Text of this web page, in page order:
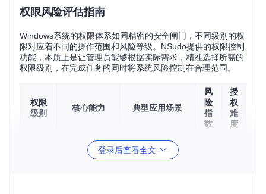
权限风险评估指南
Windows系统的权限体系如同精密的安全闸门，不同级别的权
限对应着不同的操作范围和风险等级。NSudo提供的权限控制
功能，本质上是让管理员能够根据实际需求，精准选择所需的
权限级别，在完成任务的同时将系统风险控制在合理范围。
权限
级别
核心能力 典型应用场景
风
险
指
数
授
权
难
度
系统文件修
改、核心服务
系统修复、驱动
安装
登录后查看全文